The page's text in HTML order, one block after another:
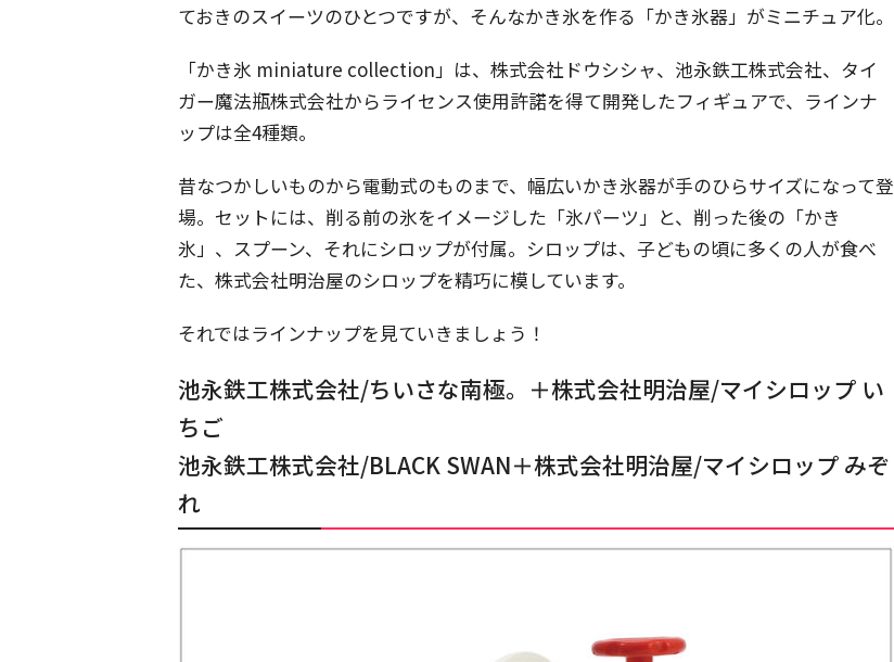
ておきのスイーツのひとつですが、そんなかき氷を作る​「かき氷器」がミニチュア化。
​「かき氷 miniature collection」は、株式会社ドウシシャ、池永鉄工株式会社、タイ
ガー魔法瓶株式会社からライセンス使用許諾を得て開発したフィギュアで、ラインナ
ップは全4種類。
昔なつかしいものから電動式のものまで、幅広いかき氷器が手のひらサイズになって登
場。​セットには、削る前の氷をイメージした「氷パーツ」と、削った後の「かき
氷」、スプーン、それにシロップが付属。シロップは、子どもの頃に多くの人が食べ
た、株式会社明治屋のシロップを精巧に模しています。
それではラインナップを見ていきましょう！
​​​池永鉄工株式会社/ちいさな南極。＋株式会社明治屋/マイシロップ い
ちご​​
池永鉄工株式会社/BLACK SWAN＋株式会社明治屋/マイシロップ みぞ
れ